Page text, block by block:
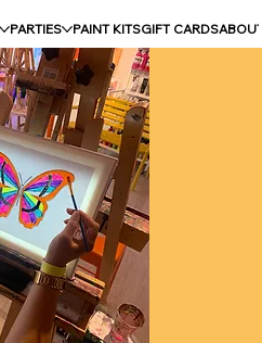
PARTIES PAINT KITSGIFT CARDS